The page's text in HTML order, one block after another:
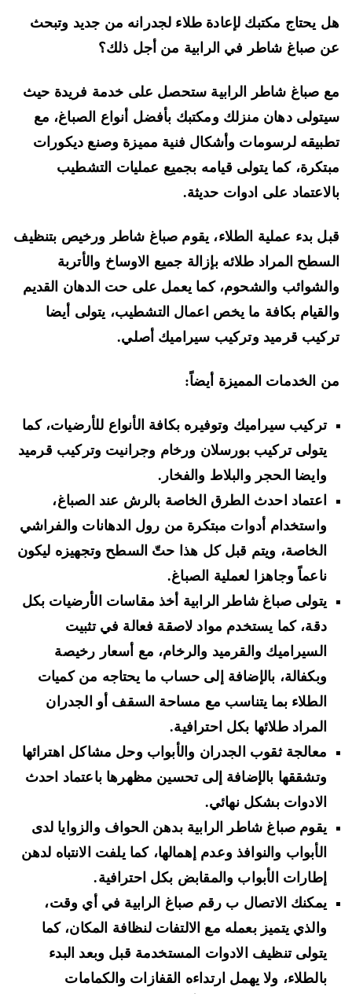
يحتاج مكتبك لإعادة طلاء لجدرانه من جديد وتبحث
صباغ شاطر في الرابية من أجل ذلك؟
صباغ شاطر الرابية ستحصل على خدمة فريدة حيث
دهان منزلك ومكتبك بأفضل أنواع الصباغ، مع
لرسومات وأشكال فنية مميزة وصنع ديكورات
كما يتولى قيامه بجميع عمليات التشطيب
على ادوات حديثة.
بدء عملية الطلاء، يقوم صباغ شاطر ورخيص بتنظيف
المراد طلائه بإزالة جميع الاوساخ والأتربة
والشحوم، كما يعمل على حت الدهان القديم
بكافة ما يخص اعمال التشطيب، يتولى أيضا
قرميد وتركيب سيراميك أصلي.
الخدمات المميزة أيضاً:
تركيب سيراميك وتوفيره بكافة الأنواع للأرضيات، كما
يتولى تركيب بورسلان ورخام وجرانيت وتركيب قرميد
وايضا الحجر والبلاط والفخار.
اعتماد احدث الطرق الخاصة بالرش عند الصباغ،
واستخدام أدوات مبتكرة من رول الدهانات والفراشي
الخاصة، ويتم قبل كل هذا حتّ السطح وتجهيزه ليكون
ناعماً وجاهزا لعملية الصباغ.
يتولى صباغ شاطر الرابية أخذ مقاسات الأرضيات بكل
دقة، كما يستخدم مواد لاصقة فعالة في تثبيت
السيراميك والقرميد والرخام، مع أسعار رخيصة
وبكفالة، بالإضافة إلى حساب ما يحتاجه من كميات
الطلاء بما يتناسب مع مساحة السقف أو الجدران
المراد طلائها بكل احترافية.
معالجة ثقوب الجدران والأبواب وحل مشاكل اهترائها
وتشققها بالإضافة إلى تحسين مظهرها باعتماد احدث
الادوات بشكل نهائي.
يقوم صباغ شاطر الرابية بدهن الحواف والزوايا لدى
الأبواب والنوافذ وعدم إهمالها، كما يلفت الانتباه لدهن
إطارات الأبواب والمقابض بكل احترافية.
يمكنك الاتصال ب رقم صباغ الرابية في أي وقت،
والذي يتميز بعمله مع الالتفات لنظافة المكان، كما
يتولى تنظيف الادوات المستخدمة قبل وبعد البدء
بالطلاء، ولا يهمل ارتداءه القفازات والكمامات